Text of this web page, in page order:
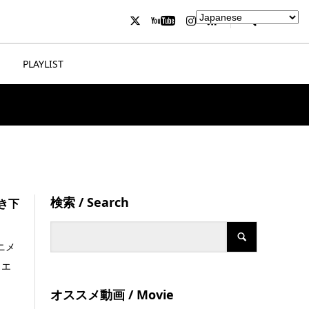
PLAYLIST
下
メ
検索 / Search
オススメ動画 / Movie